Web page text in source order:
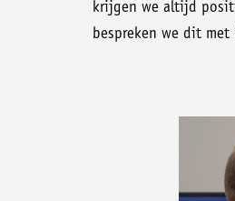
krijgen we altijd
bespreken we dit met